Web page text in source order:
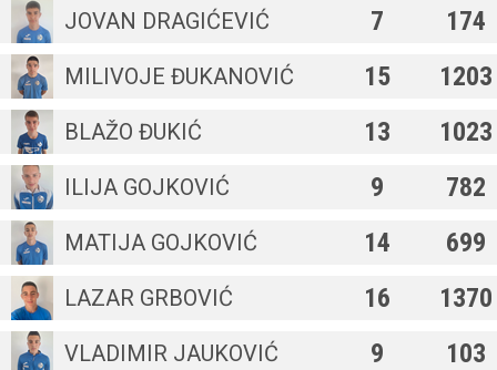
JOVAN DRAGIĆEVIĆ 7 174
MILIVOJE ĐUKANOVIĆ 15 1203
BLAŽO ĐUKIĆ 13 1023
ILIJA GOJKOVIĆ 9 782
MATIJA GOJKOVIĆ 14 699
LAZAR GRBOVIĆ 16 1370
VLADIMIR JAUKOVIĆ 9 103